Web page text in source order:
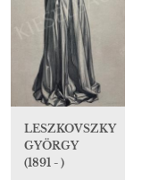
LESZKOVSZKY
GYÖRGY
(1891 - )